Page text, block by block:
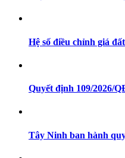
Hệ số điều chỉnh giá
Quyết định 109/2026/
Tây Ninh ban hành